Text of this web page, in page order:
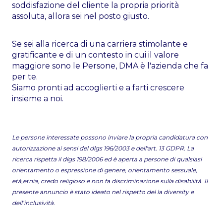
soddisfazione del cliente la propria priorità
assoluta, allora sei nel posto giusto.
Se sei alla ricerca di una carriera stimolante e
gratificante e di un contesto in cui il valore
maggiore sono le Persone, DMA è l'azienda che fa
per te.
Siamo pronti ad accoglierti e a farti crescere
insieme a noi.
Le persone interessate possono inviare la propria candidatura con
autorizzazione ai sensi del dlgs 196/2003 e dell'art. 13 GDPR. La
ricerca rispetta il dlgs 198/2006 ed è aperta a persone di qualsiasi
orientamento o espressione di genere, orientamento sessuale,
età,etnia, credo religioso e non fa discriminazione sulla disabilità. Il
presente annuncio è stato ideato nel rispetto del la diversity e
dell’inclusività.